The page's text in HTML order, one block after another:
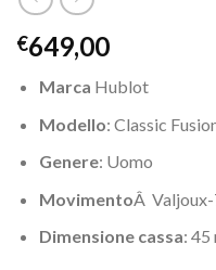
€649,00
Marca Hublot
Modello: Classic
Genere: Uomo
MovimentoÂ
Dimensione cassa: 45